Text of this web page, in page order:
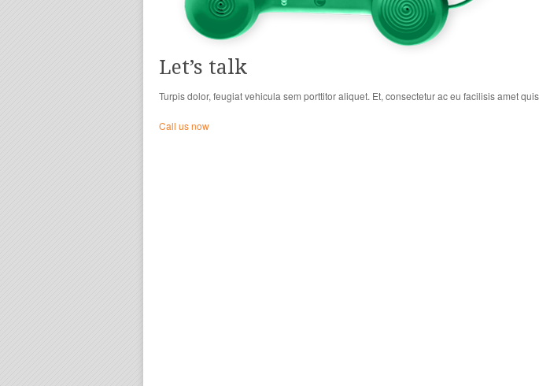
Let’s talk
Turpis dolor, feugiat vehicula sem porttitor aliquet. Et, consectetur ac eu facilisis amet
Call us now